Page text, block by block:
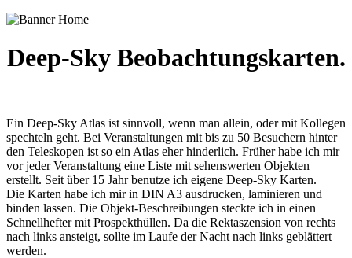
Deep-Sky Beobachtungskarten.
Ein Deep-Sky Atlas ist sinnvoll, wenn man allein, oder mit Kollegen
spechteln geht. Bei Veranstaltungen mit bis zu 50 Besuchern hinter
den Teleskopen ist so ein Atlas eher hinderlich. Früher habe ich mir
vor jeder Veranstaltung eine Liste mit sehenswerten Objekten
erstellt. Seit über 15 Jahr benutze ich eigene Deep-Sky Karten.
Die Karten habe ich mir in DIN A3 ausdrucken, laminieren und
binden lassen. Die Objekt-Beschreibungen steckte ich in einen
Schnellhefter mit Prospekthüllen. Da die Rektaszension von rechts
nach links ansteigt, sollte im Laufe der Nacht nach links geblättert
werden.